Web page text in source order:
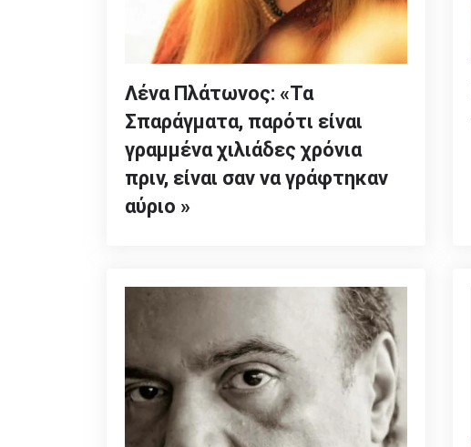
Λένα Πλάτωνος: «Τα
Σπαράγματα, παρότι είναι
γραμμένα χιλιάδες χρόνια
πριν, είναι σαν να γράφτηκαν
αύριο »